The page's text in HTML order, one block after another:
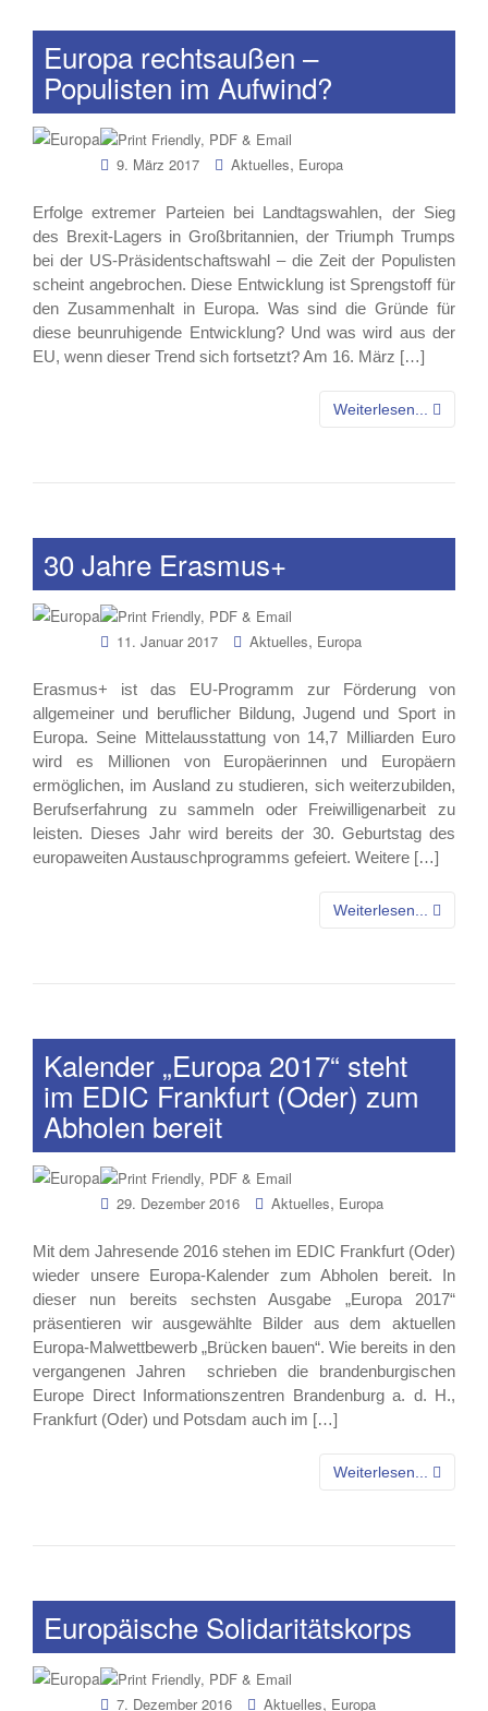
Europa rechtsaußen –
Populisten im Aufwind?
9. März 2017 Aktuelles, Europa
Erfolge extremer Parteien bei Landtagswahlen, der Sieg
des Brexit-Lagers in Großbritannien, der Triumph Trumps
bei der US-Präsidentschaftswahl – die Zeit der Populisten
scheint angebrochen. Diese Entwicklung ist Sprengstoff für
den Zusammenhalt in Europa. Was sind die Gründe für
diese beunruhigende Entwicklung? Und was wird aus der
EU, wenn dieser Trend sich fortsetzt? Am 16. März […]
Weiterlesen...
30 Jahre Erasmus+
11. Januar 2017 Aktuelles, Europa
Erasmus+ ist das EU-Programm zur Förderung von
allgemeiner und beruflicher Bildung, Jugend und Sport in
Europa. Seine Mittelausstattung von 14,7 Milliarden Euro
wird es Millionen von Europäerinnen und Europäern
ermöglichen, im Ausland zu studieren, sich weiterzubilden,
Berufserfahrung zu sammeln oder Freiwilligenarbeit zu
leisten. Dieses Jahr wird bereits der 30. Geburtstag des
europaweiten Austauschprogramms gefeiert. Weitere […]
Weiterlesen...
Kalender „Europa 2017“ steht
im EDIC Frankfurt (Oder) zum
Abholen bereit
29. Dezember 2016 Aktuelles, Europa
Mit dem Jahresende 2016 stehen im EDIC Frankfurt (Oder)
wieder unsere Europa-Kalender zum Abholen bereit. In
dieser nun bereits sechsten Ausgabe „Europa 2017“
präsentieren wir ausgewählte Bilder aus dem aktuellen
Europa-Malwettbewerb „Brücken bauen“. Wie bereits in den
vergangenen Jahren schrieben die brandenburgischen
Europe Direct Informationszentren Brandenburg a. d. H.,
Frankfurt (Oder) und Potsdam auch im […]
Weiterlesen...
Europäische Solidaritätskorps
7. Dezember 2016 Aktuelles, Europa